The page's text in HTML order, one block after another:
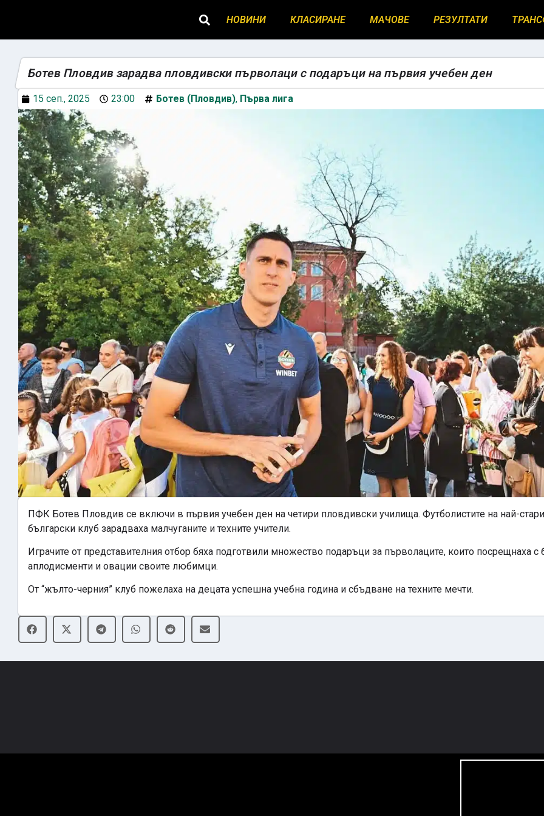
НОВИНИ КЛАСИРАНЕ МАЧОВЕ РЕЗУЛТАТИ
Ботев Пловдив зарадва пловдивски първолаци с подаръци на първия учебен ден
15 сеп., 2025 23:00 Ботев (Пловдив), Първа лига
ПФК Ботев Пловдив се включи в първия учебен ден на четири пловдивски училища. Футболистите на най-
български клуб зарадваха малчуганите и техните учители.
Играчите от представителния отбор бяха подготвили множество подаръци за първолаците, които посрещнаха с
аплодисменти и овации своите любимци.
От “жълто-черния” клуб пожелаха на децата успешна учебна година и сбъдване на техните мечти.